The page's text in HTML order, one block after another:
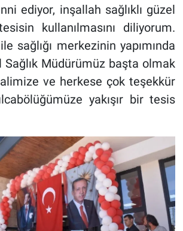
ediyor, inşallah sağlıklı güzel
kullanılmasını diliyorum.
sağlığı merkezinin yapımında
Sağlık Müdürümüz başta olmak
ve herkese çok teşekkür
yakışır bir tesis